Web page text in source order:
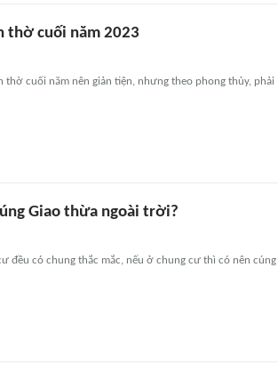
thờ cuối năm 2023
cuối năm nên giản tiện, nhưng theo phong thủy, phải
Giao thừa ngoài trời?
đều có chung thắc mắc, nếu ở chung cư thì có nên cúng